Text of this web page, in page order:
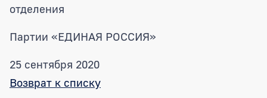
отделения
Партии «ЕДИНАЯ РОССИЯ»
25 сентября 2020
Возврат к списку